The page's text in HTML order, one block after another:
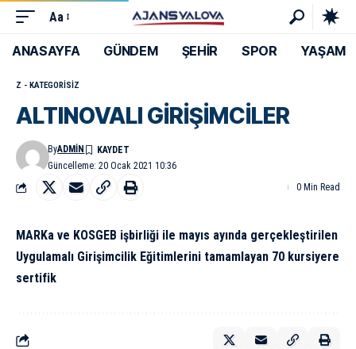
Aa
ANASAYFA GÜNDEM ŞEHİR SPOR YAŞAM
Z - KATEGORISIZ
ALTINOVALI GİRİŞİMCİLER
Güncelleme: 20 Ocak 2021 10:36
ByADMIN
0 Min Read
MARKa ve KOSGEB işbirliği ile mayıs ayında gerçekleştirilen
Uygulamalı Girişimcilik Eğitimlerini tamamlayan 70 kursiyere
sertifik